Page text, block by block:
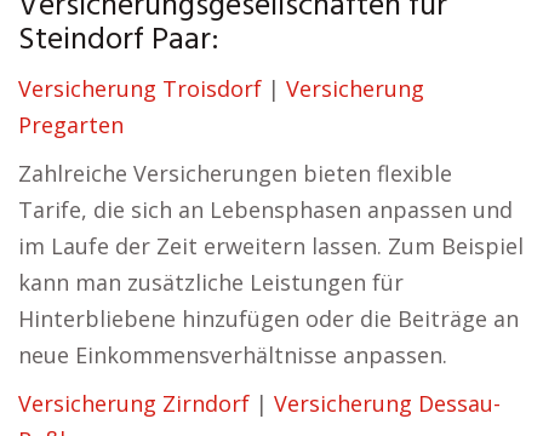
Steindorf Paar:
Versicherung Troisdorf | Versicherung
Pregarten
Zahlreiche Versicherungen bieten flexible
Tarife, die sich an Lebensphasen anpassen und
im Laufe der Zeit erweitern lassen. Zum Beispiel
kann man zusätzliche Leistungen für
Hinterbliebene hinzufügen oder die Beiträge an
neue Einkommensverhältnisse anpassen.
Versicherung Zirndorf | Versicherung Dessau-